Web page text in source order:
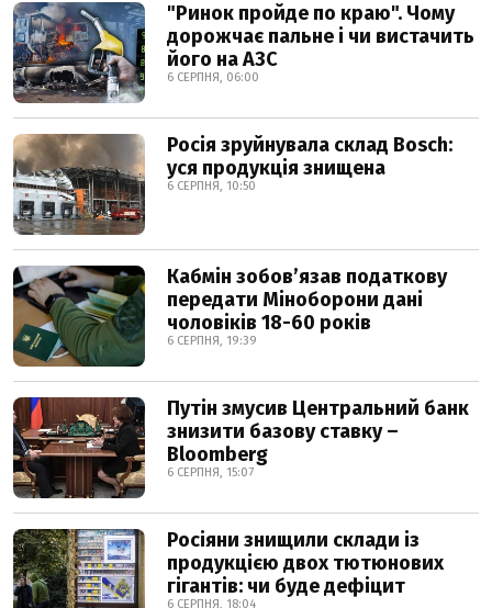
"Ринок пройде по краю". Чому
дорожчає пальне і чи вистачить
його на АЗС
6 СЕРПНЯ, 06:00
Росія зруйнувала склад Bosch:
уся продукція знищена
6 СЕРПНЯ, 10:50
Кабмін зобовʼязав податкову
передати Міноборони дані
чоловіків 18-60 років
6 СЕРПНЯ, 19:39
Путін змусив Центральний банк
знизити базову ставку –
Bloomberg
6 СЕРПНЯ, 15:07
Росіяни знищили склади із
продукцією двох тютюнових
гігантів: чи буде дефіцит
6 СЕРПНЯ, 18:04